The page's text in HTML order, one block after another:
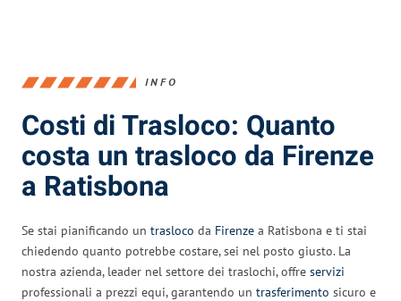
INFO
Costi di Trasloco: Quanto
costa un trasloco da Firenze
a Ratisbona
Se stai pianificando un trasloco da Firenze a Ratisbona e ti stai
chiedendo quanto potrebbe costare, sei nel posto giusto. La
nostra azienda, leader nel settore dei traslochi, offre servizi
professionali a prezzi equi, garantendo un trasferimento sicuro e